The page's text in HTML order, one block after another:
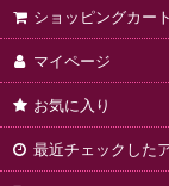
ショッピングカート
マイページ
お気に入り
最近チェックした